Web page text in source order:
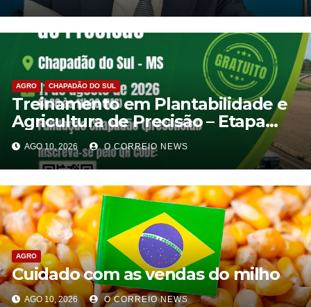
AGRO CHAPADÃO DO SUL
Treinamento em Plantabilidade e
Agricultura de Precisão – Etapa
Chapadão do Sul
AGO 10, 2026 O CORREIO NEWS
AGRO
Cuidado com as vendas do milho
AGO 10, 2026 O CORREIO NEWS